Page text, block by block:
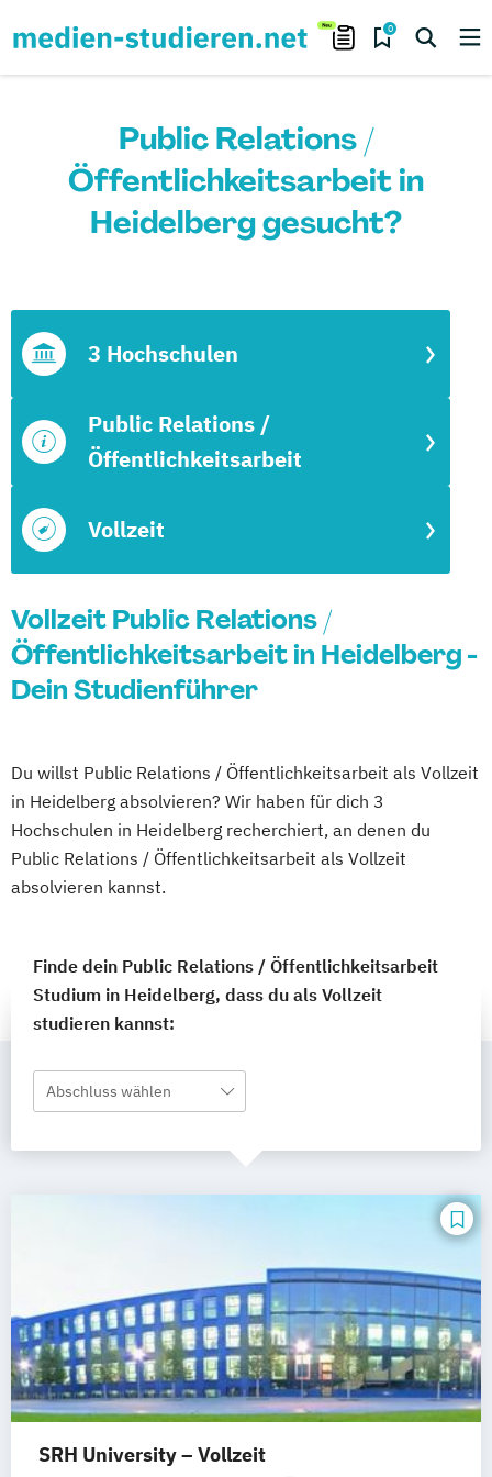
0
Public Relations /
Öffentlichkeitsarbeit in
Heidelberg gesucht?
Vollzeit
Public Relations /
Öffentlichkeitsarbeit
3 Hochschulen
Vollzeit Public Relations /
Öffentlichkeitsarbeit in Heidelberg -
Dein Studienführer
Du willst Public Relations / Öffentlichkeitsarbeit als Vollzeit
in Heidelberg absolvieren? Wir haben für dich 3
Hochschulen in Heidelberg recherchiert, an denen du
Public Relations / Öffentlichkeitsarbeit als Vollzeit
absolvieren kannst.
Finde dein Public Relations / Öffentlichkeitsarbeit
Studium in Heidelberg, dass du als Vollzeit
studieren kannst:
Abschluss wählen
SRH University – Vollzeit